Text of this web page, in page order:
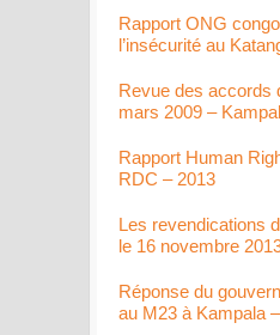
Rapport ONG
l’insécurité au
Revue des accords
mars 2009 –
Rapport Human
RDC – 2013
Les revendications
le 16 novembre
Réponse du
au M23 à Kampala